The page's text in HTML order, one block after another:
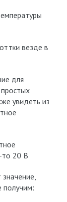
везде в
для
увидеть из
то 20 В
получим: